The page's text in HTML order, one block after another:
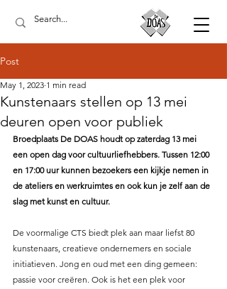
Post
Kunstenaars stellen op 13 mei
deuren open voor publiek
May 1, 2023 1 min read
Broedplaats De DOAS houdt op zaterdag 13 mei
een open dag voor cultuurliefhebbers. Tussen 12:00
en 17:00 uur kunnen bezoekers een kijkje nemen in
de ateliers en werkruimtes en ook kun je zelf aan de
slag met kunst en cultuur.
De voormalige CTS biedt plek aan maar liefst 80
kunstenaars, creatieve ondernemers en sociale
initiatieven. Jong en oud met een ding gemeen:
passie voor creëren. Ook is het een plek voor